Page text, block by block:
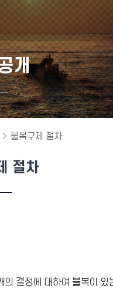
개
불복구제 절차
절차
의 결정에 대하여 불복이 있